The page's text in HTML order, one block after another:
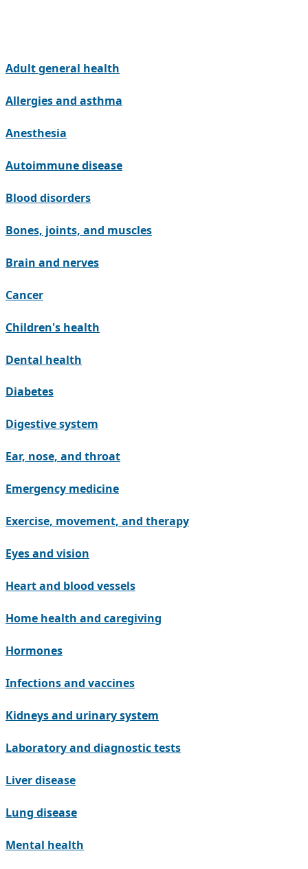
Adult general health
Allergies and asthma
Anesthesia
Autoimmune disease
Blood disorders
Bones, joints, and muscles
Brain and nerves
Cancer
Children's health
Dental health
Diabetes
Digestive system
Ear, nose, and throat
Emergency medicine
Exercise, movement, and therapy
Eyes and vision
Heart and blood vessels
Home health and caregiving
Hormones
Infections and vaccines
Kidneys and urinary system
Laboratory and diagnostic tests
Liver disease
Lung disease
Mental health